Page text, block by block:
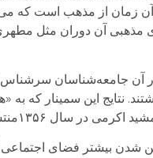
زمان از مذهب است که
مذهبی آن دوران مثل
که در آن جامعه‌شناسان
نتایج این سمینار که
سال ۱۳۵۶منتشر شد[11].
شدن بیشتر فضای